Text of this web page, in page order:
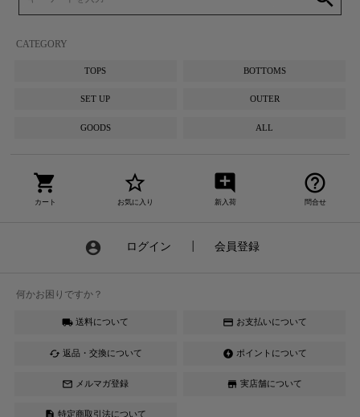
CATEGORY
TOPS BOTTOMS
SET UP OUTER
GOODS ALL
shopping_cart
カート
star_border
お気に入り
add_comment
新入荷
help_outline
問合せ
account_circle ログイン 会員登録
何かお困りですか？
local_shipping 送料について credit_card お支払いについて
cached 返品・交換について offline_bolt ポイントについて
mail_outline メルマガ登録 store 実店舗について
特定商取引法について